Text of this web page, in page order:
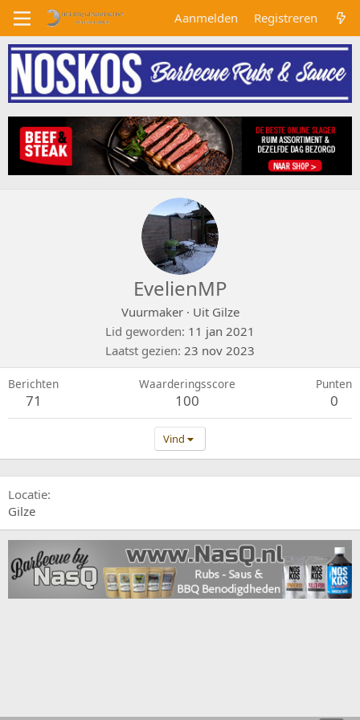
Aanmelden Registreren
EvelienMP
Vuurmaker · Uit Gilze
Lid geworden 11 jan 2021
Laatst gezien 23 nov 2023
Berichten
71
Waarderingsscore
100
Punten
0
Vind
Locatie
Gilze